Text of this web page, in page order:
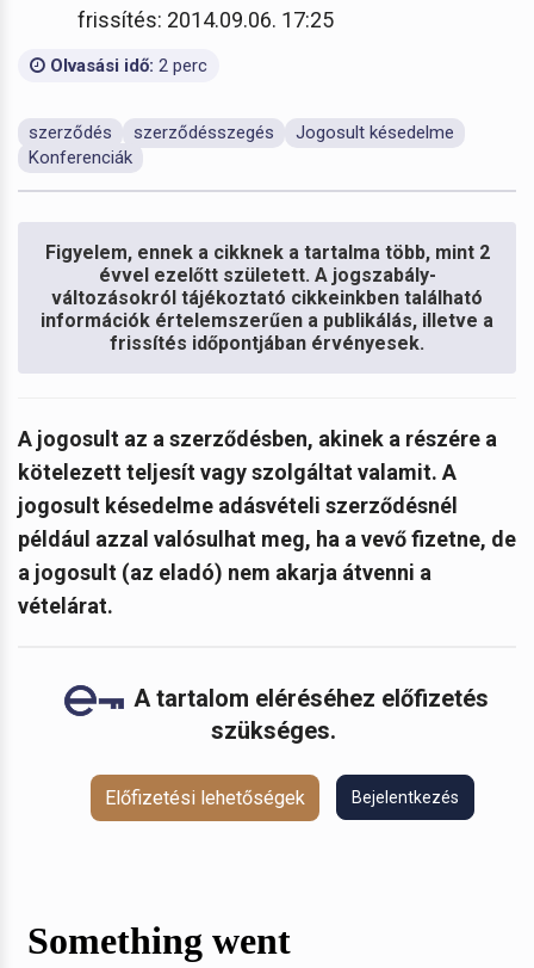
frissítés: 2014.09.06. 17:25
Olvasási idő: 2 perc
szerződés szerződésszegés
Jogosult késedelme
Konferenciák
Figyelem, ennek a cikknek a tartalma több, mint 2
évvel ezelőtt született. A jogszabály-
változásokról tájékoztató cikkeinkben található
információk értelemszerűen a publikálás, illetve a
frissítés időpontjában érvényesek.
A jogosult az a szerződésben, akinek a részére a
kötelezett teljesít vagy szolgáltat valamit. A
jogosult késedelme adásvételi szerződésnél
például azzal valósulhat meg, ha a vevő fizetne, de
a jogosult (az eladó) nem akarja átvenni a
vételárat.
A tartalom eléréséhez előfizetés
szükséges.
Előfizetési lehetőségek Bejelentkezés